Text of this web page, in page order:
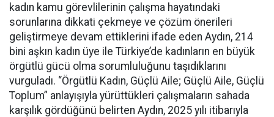
kadın kamu görevlilerinin çalışma hayatındaki
sorunlarına dikkati çekmeye ve çözüm önerileri
geliştirmeye devam ettiklerini ifade eden Aydın, 214
bini aşkın kadın üye ile Türkiye’de kadınların en büyük
örgütlü gücü olma sorumluluğunu taşıdıklarını
vurguladı. “Örgütlü Kadın, Güçlü Aile; Güçlü Aile, Güçlü
Toplum” anlayışıyla yürüttükleri çalışmaların sahada
karşılık gördüğünü belirten Aydın, 2025 yılı itibarıyla